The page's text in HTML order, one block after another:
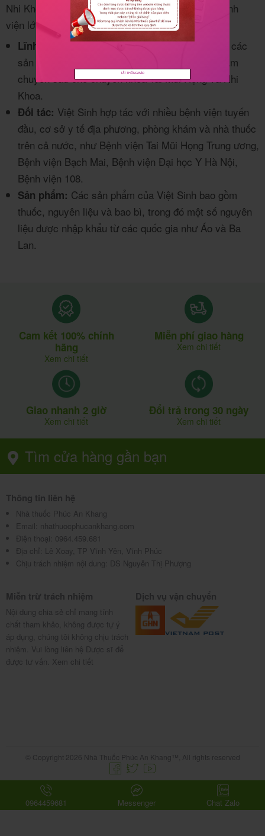
TẮT THÔNG BÁO
Nhi Khoa. Việt Sinh có mạng lưới đối tác là các bệnh
viện lớn, phòng khám và nhà thuốc.
Lĩnh vực hoạt động:Công ty chuyên cung cấp các
sản phẩm dược phẩm, đặc biệt là nhóm sản phẩm
chuyên sâu cho chuyên khoa Tai Mũi Họng và Nhi
Khoa.
Đối tác: Việt Sinh hợp tác với nhiều bệnh viện tuyến
đầu, cơ sở y tế địa phương, phòng khám và nhà thuốc
trên cả nước, như Bệnh viện Tai Mũi Họng Trung ương,
Bệnh viện Bạch Mai, Bệnh viện Đại học Y Hà Nội,
Bệnh viện 108.
Sản phẩm: Các sản phẩm của Việt Sinh bao gồm
thuốc, nguyên liệu và bao bì, trong đó một số nguyên
liệu được nhập khẩu từ các quốc gia như Áo và Ba
Lan.
Cam kết 100% chính
hãng
Xem chi tiết
Miễn phí giao hàng
Xem chi tiết
Giao nhanh 2 giờ
Xem chi tiết
Đổi trả trong 30 ngày
Xem chi tiết
Tìm cửa hàng gần bạn
Thông tin liên hệ
Nhà thuốc Phúc An Khang
Email: nhathuocphucankhang.com
Điện thoại: 0964.459.681
Địa chỉ: Lê Xoay, TP Vĩnh Yên, Vĩnh Phúc
Chịu trách nhiệm nội dung: DS Nguyễn Thị Phượng
Miễn trừ trách nhiệm
Nội dung chia sẻ chỉ mang tính
chất tham khảo, không được tự ý
áp dụng, chúng tôi không chịu trách
nhiệm. Vui lòng liên hệ Dược sĩ để
được tư vấn. Xem chi tiết
Dịch vụ vận chuyển
© Copyright 2026 Nhà Thuốc Phúc An Khang™, All rights reserved
0964459681 Messenger Chat Zalo